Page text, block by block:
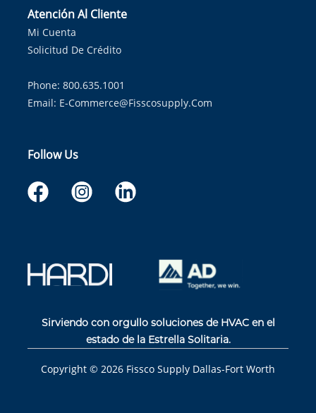
Atención Al Cliente
Mi Cuenta
Solicitud De Crédito
Phone: 800.635.1001
Email: E-Commerce@fisscosupply.com
Follow Us
Sirviendo con orgullo soluciones de HVAC en el
estado de la Estrella Solitaria.
Copyright © 2026 Fissco Supply Dallas-Fort Worth